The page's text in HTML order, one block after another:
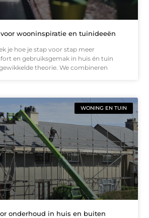
wooninspiratie en tuinideeën
je hoe je stap voor stap meer
en gebruiksgemak in huis én tuin
theorie. We combineren
WONING EN TUIN
onderhoud in huis en buiten